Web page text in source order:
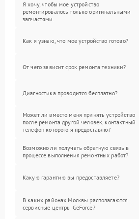
Я хочу, чтобы мое устройство
ремонтировалось только оригинальными
запчастями.
Как я узнаю, что мое устройство готово?
От чего зависит срок ремонта техники?
Диагностика проводится бесплатно?
Может ли вместо меня принять устройство
после ремонта другой человек, контактный
телефон которого я предоставлю?
Возможно ли получать обратную связь в
процессе выполнения ремонтных работ?
Какую гарантию вы предоставляете?
В каких районах Москвы располагаются
сервисные центры GeForce?